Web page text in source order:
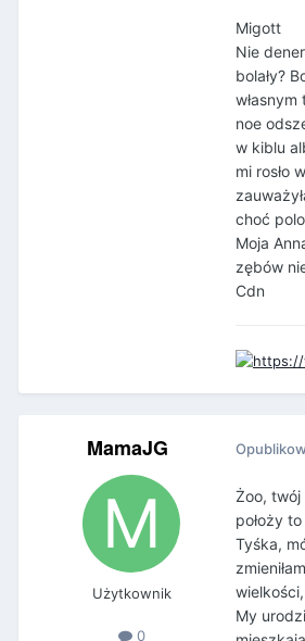
Migott
Nie
bolały?
noe
w kiblu
mi rosło
choć
Moja
zębów
Cdn
MamaJG
Użytkownik
0
Żoo, twój
położy
Tyśka,
My